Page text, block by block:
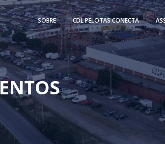
SOBRE CDL PELOTAS CONECTA